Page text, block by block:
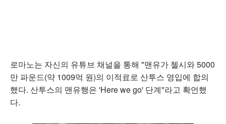
로마노는 자신의 유튜브 채널을 통해 "맨유가 첼시와 5000
만 파운드(약 1009억 원)의 이적료로 산투스 영입에 합의
했다. 산투스의 맨유행은 'Here we go' 단계"라고 확언했
다.